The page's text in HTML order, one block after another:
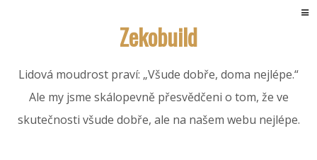
Zekobuild
Lidová moudrost praví: „Všude dobře, doma nejlépe.“
Ale my jsme skálopevně přesvědčeni o tom, že ve
skutečnosti všude dobře, ale na našem webu nejlépe.